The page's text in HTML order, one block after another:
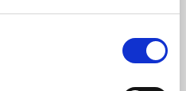
etape 3